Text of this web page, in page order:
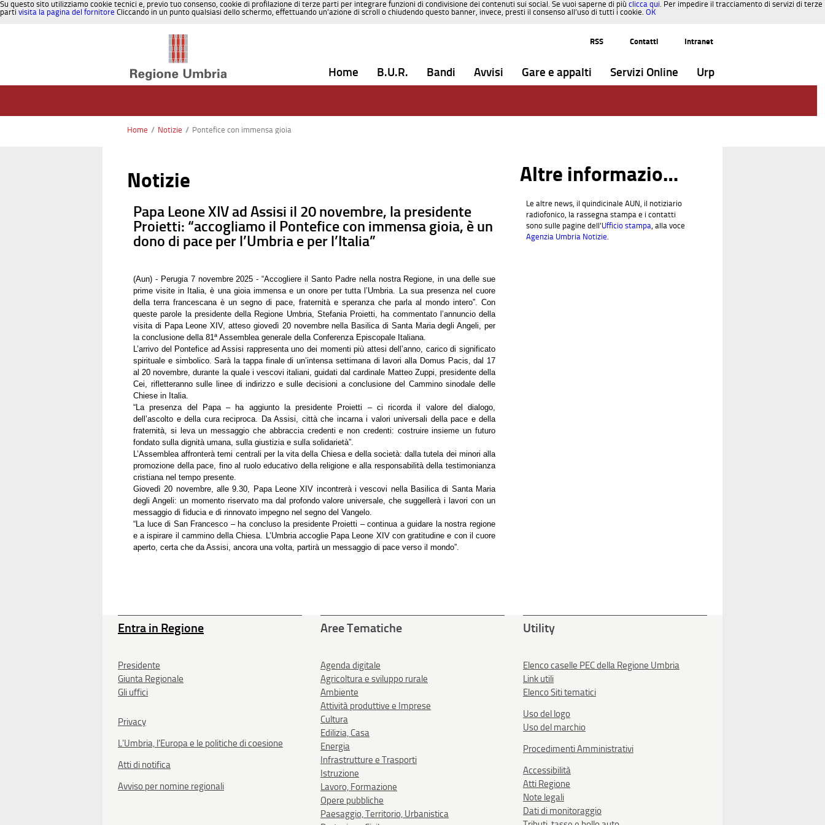
Su questo sito utilizziamo cookie tecnici e, previo tuo consenso, cookie di profilazione di terze parti per integrare funzioni di condivisione dei contenuti sui social. Se vuoi saperne di più clicca qui. Per impedire il tracciamento di servizi di terze
parti visita la pagina del fornitore Cliccando in un punto qualsiasi dello schermo, effettuando un’azione di scroll o chiudendo questo banner, invece, presti il consenso all’uso di tutti i cookie. OK
RSS
Contatti Intranet
Home B.U.R. Bandi Avvisi Gare e appalti Servizi Online Urp
Home / Notizie / Pontefice con immensa gioia
Notizie
Papa Leone XIV ad Assisi il 20 novembre, la presidente
Proietti: “accogliamo il Pontefice con immensa gioia, è un
dono di pace per l’Umbria e per l’Italia”
(Aun) - Perugia 7 novembre 2025 - “Accogliere il Santo Padre nella nostra Regione, in una delle sue
prime visite in Italia, è una gioia immensa e un onore per tutta l’Umbria. La sua presenza nel cuore
della terra francescana è un segno di pace, fraternità e speranza che parla al mondo intero”. Con
queste parole la presidente della Regione Umbria, Stefania Proietti, ha commentato l’annuncio della
visita di Papa Leone XIV, atteso giovedì 20 novembre nella Basilica di Santa Maria degli Angeli, per
la conclusione della 81ª Assemblea generale della Conferenza Episcopale Italiana.
L’arrivo del Pontefice ad Assisi rappresenta uno dei momenti più attesi dell’anno, carico di significato
spirituale e simbolico. Sarà la tappa finale di un’intensa settimana di lavori alla Domus Pacis, dal 17
al 20 novembre, durante la quale i vescovi italiani, guidati dal cardinale Matteo Zuppi, presidente della
Cei, rifletteranno sulle linee di indirizzo e sulle decisioni a conclusione del Cammino sinodale delle
Chiese in Italia.
“La presenza del Papa – ha aggiunto la presidente Proietti – ci ricorda il valore del dialogo,
dell’ascolto e della cura reciproca. Da Assisi, città che incarna i valori universali della pace e della
fraternità, si leva un messaggio che abbraccia credenti e non credenti: costruire insieme un futuro
fondato sulla dignità umana, sulla giustizia e sulla solidarietà”.
L’Assemblea affronterà temi centrali per la vita della Chiesa e della società: dalla tutela dei minori alla
promozione della pace, fino al ruolo educativo della religione e alla responsabilità della testimonianza
cristiana nel tempo presente.
Giovedì 20 novembre, alle 9.30, Papa Leone XIV incontrerà i vescovi nella Basilica di Santa Maria
degli Angeli: un momento riservato ma dal profondo valore universale, che suggellerà i lavori con un
messaggio di fiducia e di rinnovato impegno nel segno del Vangelo.
“La luce di San Francesco – ha concluso la presidente Proietti – continua a guidare la nostra regione
e a ispirare il cammino della Chiesa. L’Umbria accoglie Papa Leone XIV con gratitudine e con il cuore
aperto, certa che da Assisi, ancora una volta, partirà un messaggio di pace verso il mondo”.
Altre informazioni dall'Ufficio stampa
Le altre news, il quindicinale AUN, il notiziario
radiofonico, la rassegna stampa e i contatti
sono sulle pagine dell'Ufficio stampa , alla voce
Agenzia Umbria Notizie
Entra in Regione
Presidente
Giunta Regionale
Gli uffici
Privacy
L'Umbria, l'Europa e le politiche di coesione
Atti di notifica
Avviso per nomine regionali
Aree Tematiche
Agenda digitale
Agricoltura e sviluppo rurale
Ambiente
Attività produttive e Imprese
Cultura
Edilizia, Casa
Energia
Infrastrutture e Trasporti
Istruzione
Lavoro, Formazione
Opere pubbliche
Paesaggio, Territorio, Urbanistica
Utility
Elenco caselle PEC della Regione Umbria
Link utili
Elenco Siti tematici
Uso del logo
Uso del marchio
Procedimenti Amministrativi
Accessibilità
Atti Regione
Note legali
Dati di monitoraggio